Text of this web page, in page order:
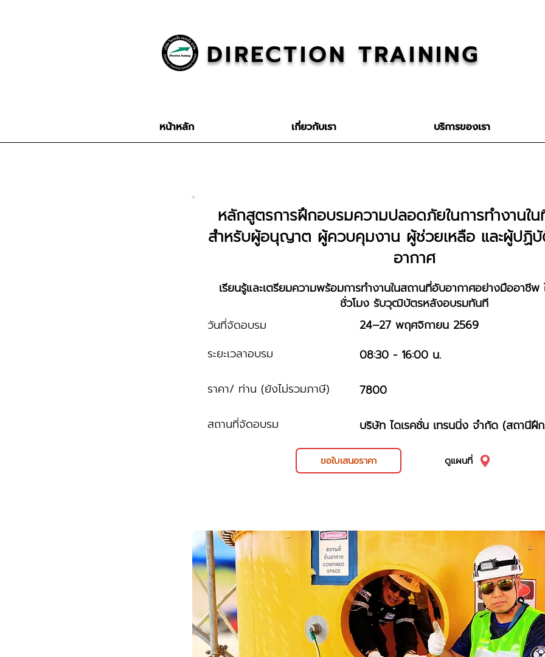
DIRECTION TRAINING
หน้าหลัก เกี่ยวกับเรา บริการของเรา
หลักสูตรการฝึกอบรมความปลอดภัยในการทำงานใ
สำหรับผู้อนุญาต ผู้ควบคุมงาน ผู้ช่วยเหลือ และผู้ปฏิ
อากาศ
เรียนรู้และเตรียมความพร้อมการทำงานในสถานที่อับอากาศอย่างมืออาชีพ
ชั่วโมง รับวุฒิบัตรหลังอบรมทันที
วันที่จัดอบรม
ระยะเวลาอบรม
24–27 พฤศจิกายน 2569
08:30 - 16:00 น.
ราคา/ ท่าน (ยังไม่รวมภาษี)
7800
สถานที่จัดอบรม
บริษัท ไดเรคชั่น เทรนนิ่ง จำกัด (สถานีฝึ
ขอใบเสนอราคา ดูแผนที่